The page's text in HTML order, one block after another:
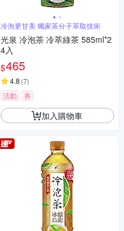
冷泡更甘美 獨家茶分子萃取技術
光泉 冷泡茶 冷萃綠茶 585ml*2
4入
$465
4.8 (7)
活動 券
加入購物車